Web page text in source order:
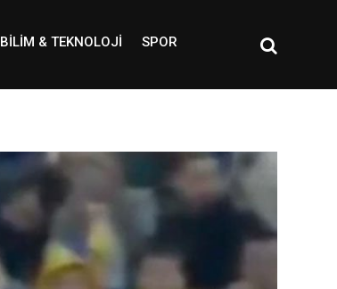
BILIM & TEKNOLOJI SPOR